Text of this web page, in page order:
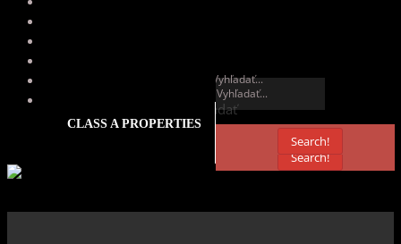
Vyhľadať
Search!
CLASS A PROPERTIES
Vyhľadať
Search!